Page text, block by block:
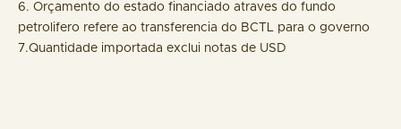
6. Orçamento do estado financiado atraves do fundo
petrolifero refere ao transferencia do BCTL para o governo
7.Quantidade importada exclui notas de USD